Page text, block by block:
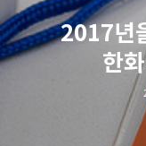
2017년
한